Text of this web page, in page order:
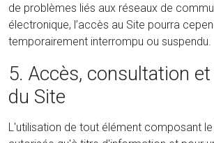
de problèmes liés aux réseaux de
électronique, l’accès au Site pourra
temporairement interrompu ou suspendu.
5. Accès, consultation
du Site
L'utilisation de tout élément composant